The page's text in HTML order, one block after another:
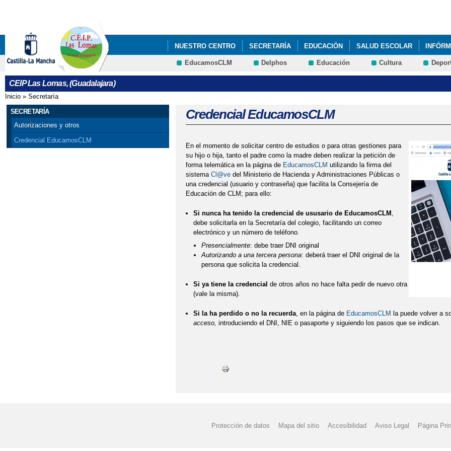
NUESTRO CENTRO SECRETARÍA EDUCACIÓN SALUD ESCOLAR
EducamosCLM Delphos Educación Cultura
CEIP Las Lomas, (Guadalajara)
Se encuentra usted aquí
Inicio » Secretaría
SECRETARÍA
Autorizaciones y otros
Credencial EducamosCLM
Credencial EducamosCLM
En el momento de solicitar centro de estudios o para otras gestiones para
su hijo o hija, tanto el padre como la madre deben realizar la petición de
forma telemática en la página de EducamosCLM utilizando la firma del
sistema Cl@vedel Ministerio de Hacienda y Administraciones Públicas o
una credencial (usuario y contraseña) que facilita la Consejería de
Educación de CLM; para ello:
Si nunca ha tenido la credencial de ususario de EducamosCLM ,
debe solicitarla en la Secretaría del colegio, facilitando un correo
electrónico y un número de teléfono.
Presencialmente: debe traer DNI original
Autorizando a una tercera persona: deberá traer el DNI original de la
persona que solicita la credencial.
Si ya tiene la credencial de otros años no hace falta pedir de nuevo otra
(vale la misma).
Si la ha perdido o no la recuerda , en la página de EducamosCLM la puede volver a
acceso, introduciendo el DNI, NIE o pasaporte y siguiendo los pasos que se indican.
Protección de datos Mapa del sitio Accesibilidad Aviso Legal Página